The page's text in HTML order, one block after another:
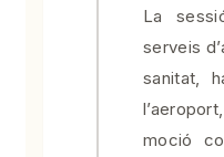
La
serveis
sanitat,
moció